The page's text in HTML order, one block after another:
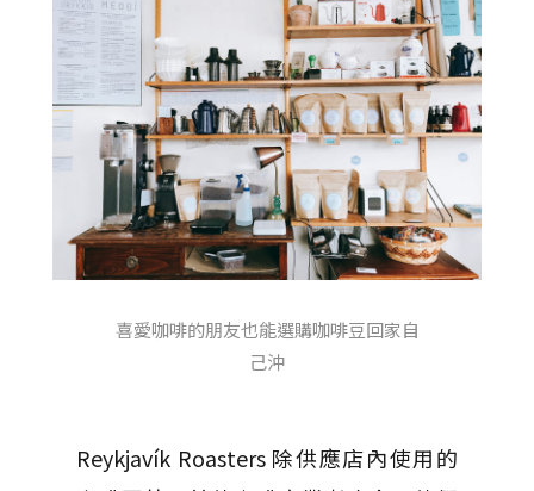
喜愛咖啡的朋友也能選購咖啡豆回家自
己沖
Reykjavík Roasters 除供應店內使用的